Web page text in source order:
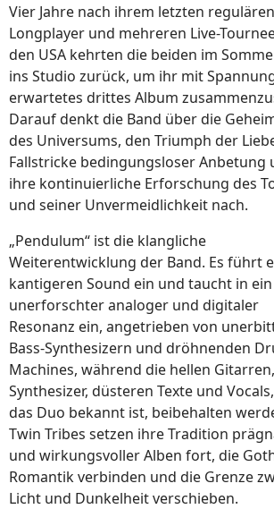
Vier Jahre nach ihrem letzten regulären
Longplayer und mehreren Live-
den USA kehrten die beiden im
ins Studio zurück, um ihr mit
erwartetes drittes Album
Darauf denkt die Band über die
des Universums, den Triumph der
Fallstricke bedingungsloser Anbetung
ihre kontinuierliche Erforschung des
und seiner Unvermeidlichkeit nach.
„Pendulum“ ist die klangliche
Weiterentwicklung der Band. Es führt
kantigeren Sound ein und taucht in ein
unerforschter analoger und digitaler
Resonanz ein, angetrieben von
Bass-Synthesizern und dröhnenden
Machines, während die hellen
Synthesizer, düsteren Texte und
das Duo bekannt ist, beibehalten
Twin Tribes setzen ihre Tradition
und wirkungsvoller Alben fort, die
Romantik verbinden und die Grenze
Licht und Dunkelheit verschieben.